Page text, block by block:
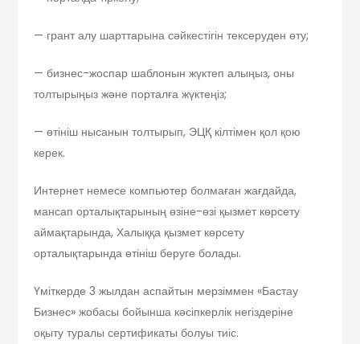
— грант алу шарттарына сәйкестігін тексеруден өту;
— бизнес-жоспар шаблонын жүктеп алыңыз, оны
толтырыңыз және порталға жүктеңіз;
— өтініш нысанын толтырып, ЭЦҚ кілтімен қол қою
керек.
Интернет немесе компьютер болмаған жағдайда,
мансап орталықтарының өзіне-өзі қызмет көрсету
аймақтарында, Халыққа қызмет көрсету
орталықтарында өтініш беруге болады.
Үміткерде 3 жылдан аспайтын мерзіммен «Бастау
Бизнес» жобасы бойынша кәсіпкерлік негіздеріне
оқыту туралы сертификаты болуы тиіс.